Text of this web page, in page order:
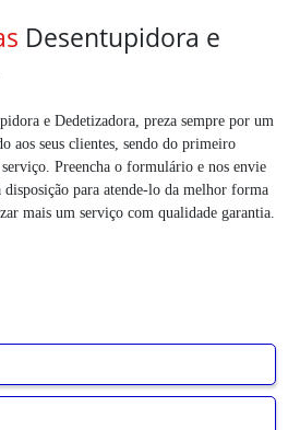
Desentupidora e
e Dedetizadora, preza sempre por um
aos seus clientes, sendo do primeiro
Preencha o formulário e nos envie
disposição para atende-lo da melhor forma
mais um serviço com qualidade garantia.